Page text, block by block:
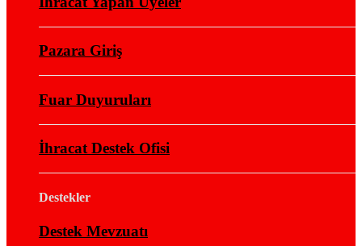
Pazara Giriş
Fuar Duyuruları
İhracat Destek Ofisi
Destekler
Destek Mevzuatı